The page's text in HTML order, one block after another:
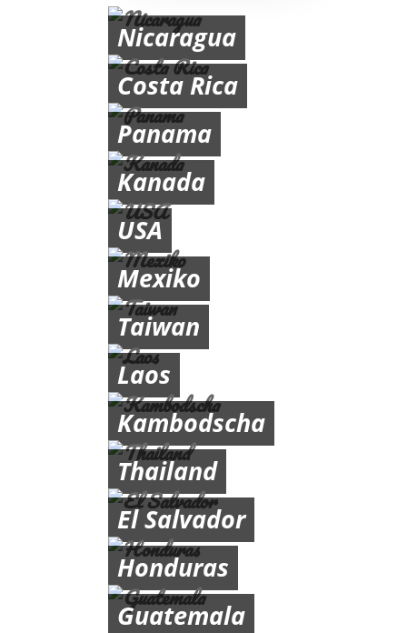
Nicaragua
Costa Rica
Panama
Kanada
USA
Mexiko
Taiwan
Laos
Kambodscha
Thailand
El Salvador
Honduras
Guatemala